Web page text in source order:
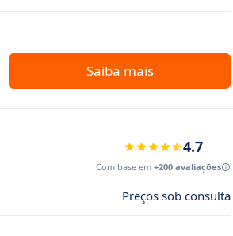
Saiba mais
4.7
Com base em +200 avaliações
Preços sob consulta